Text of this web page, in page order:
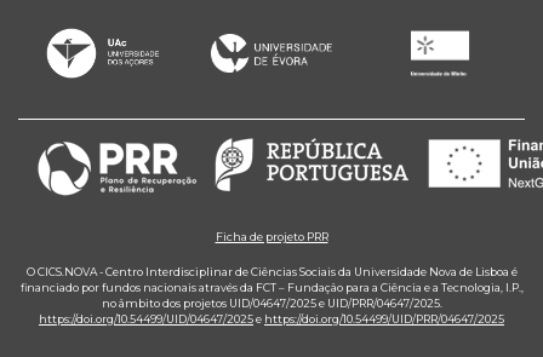
Ficha de projeto PRR
O CICS.NOVA - Centro Interdisciplinar de Ciências Sociais da Universidade Nova de Lisboa é
financiado por fundos nacionais através da FCT – Fundação para a Ciência e a Tecnologia, I.P.,
no âmbito dos projetos UID/04647/2025 e UID/PRR/04647/2025.
https://doi.org/10.54499/UID/04647/2025e https://doi.org/10.54499/UID/PRR/04647/2025